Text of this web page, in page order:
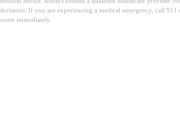
decisions. If you are experiencing a medical emergency, call 911
room immediately.